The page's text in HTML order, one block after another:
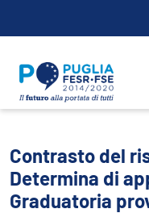
Contrasto del
Contrasto del
Determina di
Graduatoria